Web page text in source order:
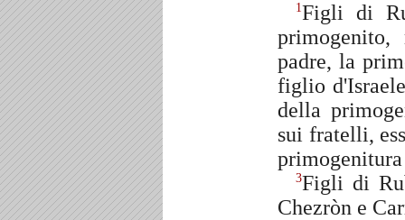
1Figli di
padre, la
figlio
della
sui fratelli,
primogenitura
3Figli di
Chezròn e